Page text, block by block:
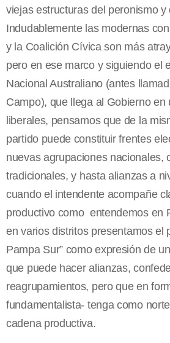
viejas estructuras del peronismo y
Indudablemente las modernas
y la Coalición Cívica son más
pero en ese marco y siguiendo el
Nacional Australiano (antes
Campo), que llega al Gobierno en
liberales, pensamos que de la
partido puede constituir frentes
nuevas agrupaciones nacionales,
tradicionales, y hasta alianzas a
cuando el intendente acompañe
productivo como entendemos en
en varios distritos presentamos el
Pampa Sur” como expresión de
que puede hacer alianzas,
reagrupamientos, pero que en
fundamentalista- tenga como
cadena productiva.